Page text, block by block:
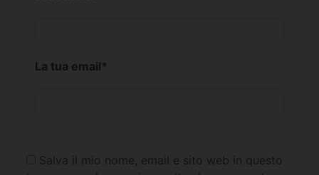
La tua email*
Salva il mio nome, email e sito web in questo